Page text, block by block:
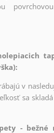
v
sa
- bežné